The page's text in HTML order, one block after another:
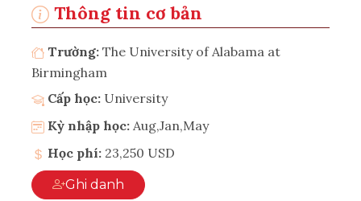
Thông tin cơ bản
Trường: The University of Alabama at
Birmingham
Cấp học: University
Kỳ nhập học: Aug,Jan,May
Học phí: 23,250 USD
Ghi danh